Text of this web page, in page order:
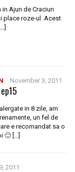
Ajun de Craciun
place roze-ul Acest
November 3, 2011
in 8 zile, am
un fel de
e recomandat sa o
🙂 […]
2011